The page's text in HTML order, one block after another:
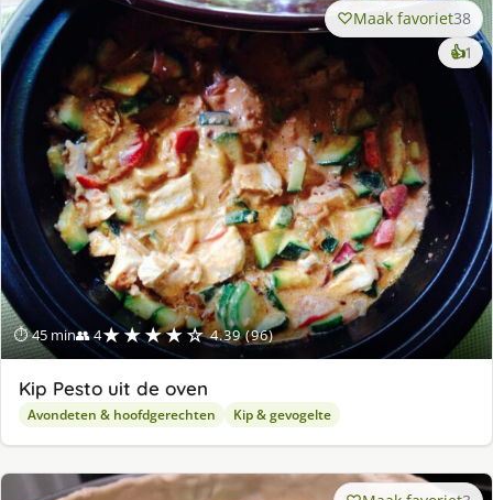
⏱ 45 min👥 4★★★★☆ 4.39 (96)
Maak favoriet38
👍1
Kip Pesto uit de oven
Avondeten & hoofdgerechten Kip & gevogelte